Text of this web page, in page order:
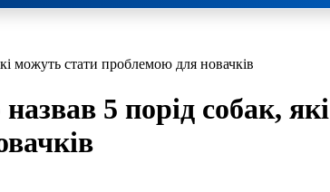
можуть стати проблемою для новачків
5 порід собак, які